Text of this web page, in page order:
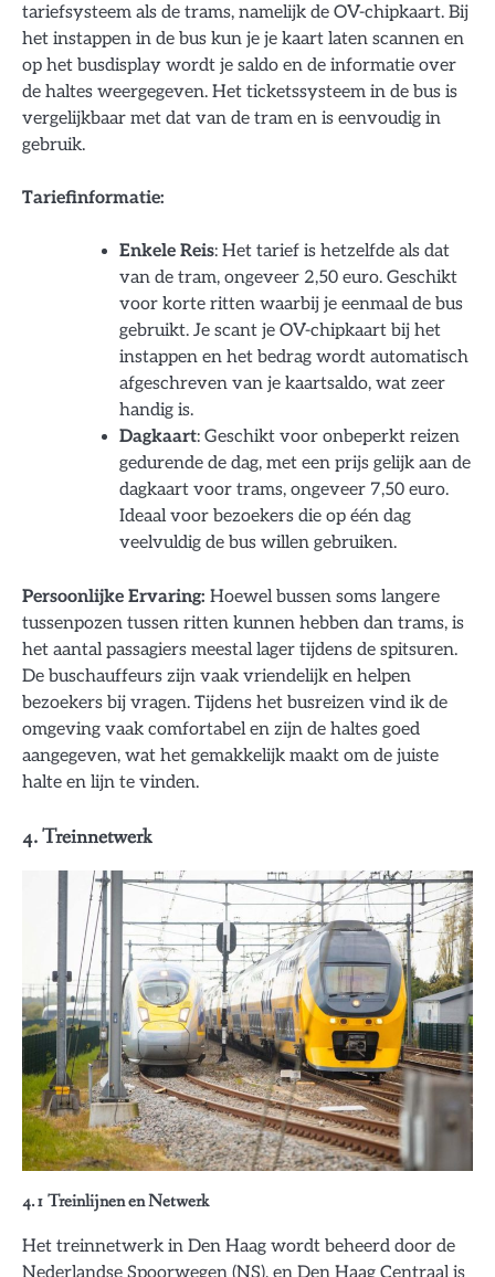
tariefsysteem als de trams, namelijk de OV-chipkaart. Bij
het instappen in de bus kun je je kaart laten scannen en
op het busdisplay wordt je saldo en de informatie over
de haltes weergegeven. Het ticketssysteem in de bus is
vergelijkbaar met dat van de tram en is eenvoudig in
gebruik.
Tariefinformatie:
Enkele Reis: Het tarief is hetzelfde als dat
van de tram, ongeveer 2,50 euro. Geschikt
voor korte ritten waarbij je eenmaal de bus
gebruikt. Je scant je OV-chipkaart bij het
instappen en het bedrag wordt automatisch
afgeschreven van je kaartsaldo, wat zeer
handig is.
Dagkaart: Geschikt voor onbeperkt reizen
gedurende de dag, met een prijs gelijk aan de
dagkaart voor trams, ongeveer 7,50 euro.
Ideaal voor bezoekers die op één dag
veelvuldig de bus willen gebruiken.
Persoonlijke Ervaring: Hoewel bussen soms langere
tussenpozen tussen ritten kunnen hebben dan trams, is
het aantal passagiers meestal lager tijdens de spitsuren.
De buschauffeurs zijn vaak vriendelijk en helpen
bezoekers bij vragen. Tijdens het busreizen vind ik de
omgeving vaak comfortabel en zijn de haltes goed
aangegeven, wat het gemakkelijk maakt om de juiste
halte en lijn te vinden.
4. Treinnetwerk
4.1 Treinlijnen en Netwerk
Het treinnetwerk in Den Haag wordt beheerd door de
Nederlandse Spoorwegen (NS), en Den Haag Centraal is